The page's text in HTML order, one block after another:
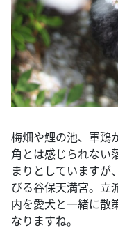
梅畑や鯉の池、軍鶏
角とは感じられない
まりとしていますが
びる谷保天満宮。立
内を愛犬と一緒に散
なりますね。